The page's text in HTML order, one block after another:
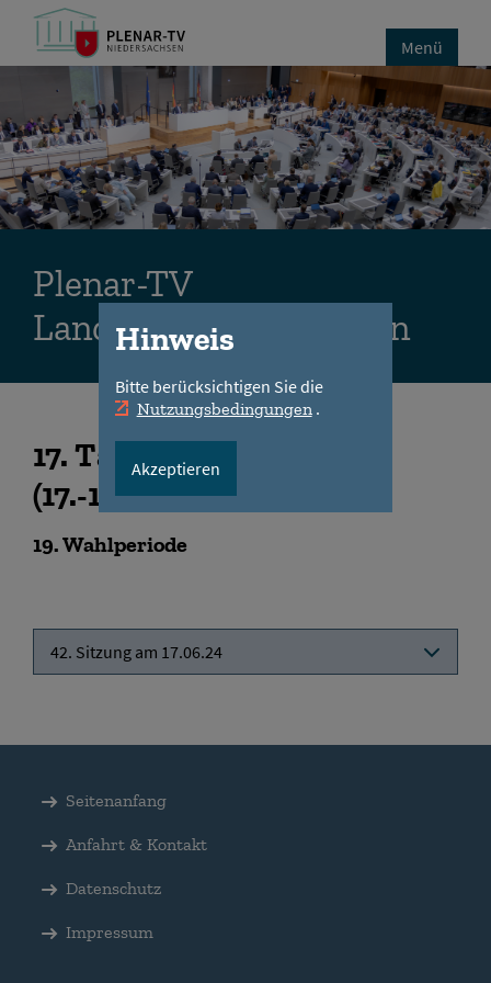
Menü
Plenar-TV
Landtag Niedersachsen
17. Tagungsabschnitt
(17.-19.06.2024
19. Wahlperiode
42. Sitzung am 17.06.24
Hinweis
Bitte berücksichtigen Sie die
Nutzungsbedingungen .
Akzeptieren
Seitenanfang
Anfahrt & Kontakt
Datenschutz
Impressum